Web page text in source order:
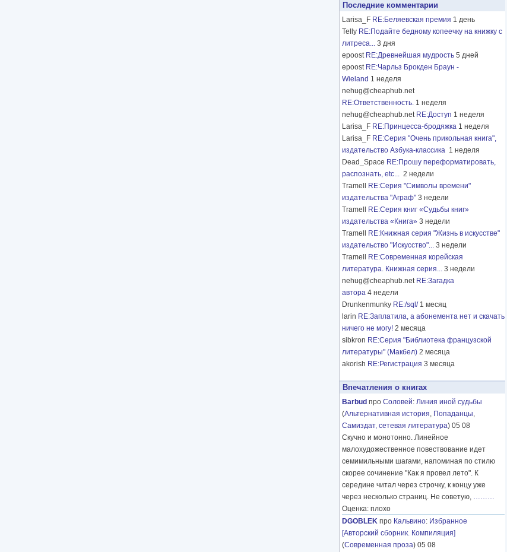
Последние комментарии
Larisa_F RE:Беляевская премия 1 день
Telly RE:Подайте бедному копеечку на книжку с
литреса... 3 дня
epoost RE:Древнейшая мудрость 5 дней
epoost RE:Чарльз Брокден Браун -
Wieland 1 неделя
nehug@cheaphub.net
RE:Ответственность. 1 неделя
nehug@cheaphub.net RE:Доступ 1 неделя
Larisa_F RE:Принцесса-бродяжка 1 неделя
Larisa_F RE:Серия "Очень прикольная книга",
издательство Азбука-классика 1 неделя
Dead_Space RE:Прошу переформатировать,
распознать, etc... 2 недели
Tramell
RE:Серия "Символы времени"
издательства "Аграф" 3 недели
Tramell
RE:Серия книг «Судьбы книг»
издательства «Книга» 3 недели
Tramell
RE:Книжная серия "Жизнь в искусстве"
издательство "Искусство"... 3 недели
Tramell
RE:Современная корейская
литература. Книжная серия... 3 недели
nehug@cheaphub.net RE:Загадка
автора 4 недели
Drunkenmunky RE:/sql/ 1 месяц
larin RE:Заплатила, а абонемента нет и скачать
ничего не могу! 2 месяца
sibkron RE:Серия "Библиотека французской
литературы" (Макбел) 2 месяца
akorish RE:Регистрация 3 месяца
Впечатления о книгах
Barbud про Соловей: Линия иной судьбы
(Альтернативная история, Попаданцы,
Самиздат, сетевая литература) 05 08
Скучно и монотонно. Линейное
малохудожественное повествование идет
семимильными шагами, напоминая по стилю
скорее сочинение "Как я провел лето". К
середине читал через строчку, к концу уже
через несколько страниц. Не советую, ………
Оценка: плохо
DGOBLEK про Кальвино: Избранное
[Авторский сборник. Компиляция]
(Современная проза) 05 08